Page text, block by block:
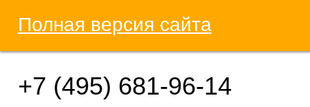
Полная версия сайта
+7 (495) 681-96-14